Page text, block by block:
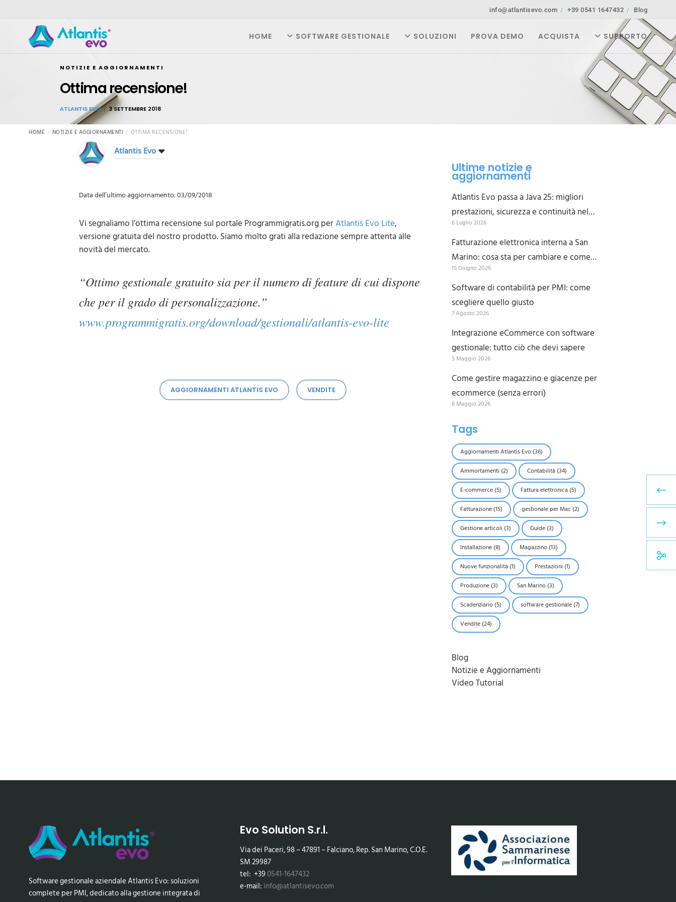
info@atlantisevo.com +39 0541 1647432 Blog
HOME SOFTWARE GESTIONALE SOLUZIONI PROVA DEMO ACQUISTA SUPPORTO
NOTIZIE E AGGIORNAMENTI
Ottima recensione!
ATLANTIS EVO 3 SETTEMBRE 2018
HOME NOTIZIE E AGGIORNAMENTI OTTIMA RECENSIONE!
Atlantis Evo
Data dell’ultimo aggiornamento: 03/09/2018
Vi segnaliamo l’ottima recensione sul portale Programmigratis.org perAtlantis Evo Lite,
versione gratuita del nostro prodotto. Siamo molto grati alla redazione sempre attenta alle
novità del mercato.
“Ottimo gestionale gratuito sia per il numero di feature di cui dispone
che per il grado di personalizzazione.”
www.programmigratis.org/download/gestionali/atlantis-evo-lite
AGGIORNAMENTI ATLANTIS EVO VENDITE
Ultime notizie e
aggiornamenti
Atlantis Evo passa a Java 25: migliori
prestazioni, sicurezza e continuità nel
tempo
6 Luglio 2026
Fatturazione elettronica interna a San
Marino: cosa sta per cambiare e come
prepararsi
15 Giugno 2026
Software di contabilità per PMI: come
scegliere quello giusto
7 Agosto 2026
Integrazione eCommerce con software
gestionale: tutto ciò che devi sapere
5 Maggio 2026
Come gestire magazzino e giacenze per
ecommerce (senza errori)
8 Maggio 2026
Tags
Aggiornamenti Atlantis Evo (36)
Ammortamenti (2) Contabilità (34)
E-commerce (5) Fattura elettronica (5)
Fatturazione (15) gestionale per Mac (2)
Gestione articoli (3) Guide (3)
Installazione (8) Magazzino (13)
Nuove funzionalità (1) Prestazioni (1)
Produzione (3) San Marino (3)
Scadenziario (5) software gestionale (7)
Vendite (24)
Blog
Notizie e Aggiornamenti
Video Tutorial
Software gestionale aziendale Atlantis Evo: soluzioni
complete per PMI, dedicato alla gestione integrata di
Evo Solution S.r.l.
Via dei Paceri, 98 – 47891 – Falciano, Rep. San Marino, C.O.E.
SM 29987
tel: +390541-1647432
e-mail: info@atlantisevo.com